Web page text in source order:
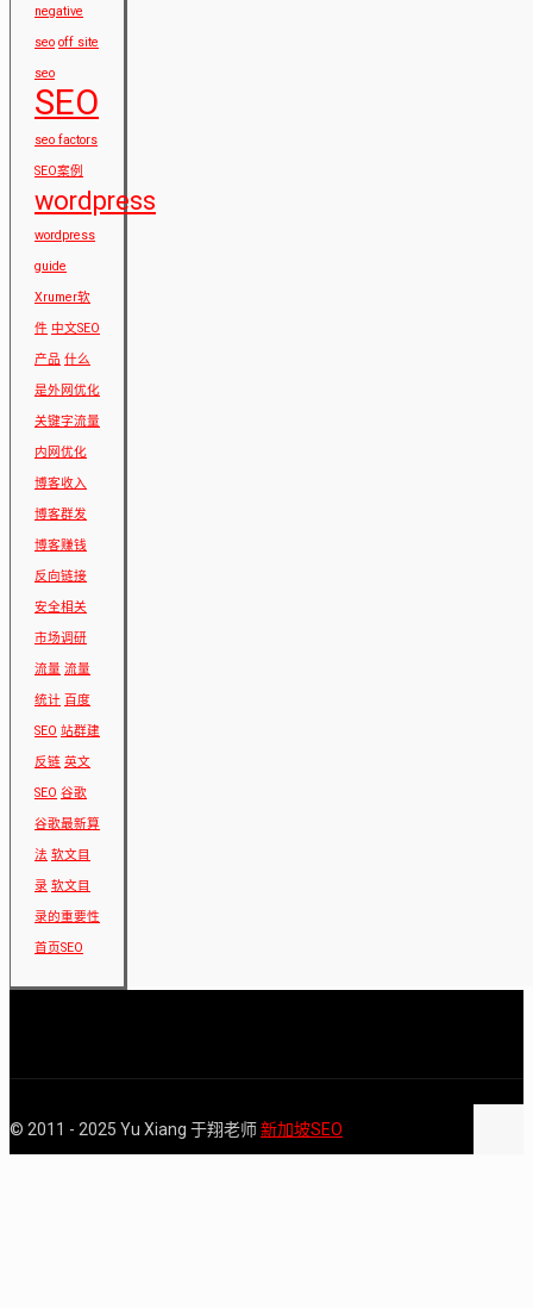
negative
seo off site
seo
SEO
seo factors
SEO案例
wordpress
wordpress
guide
Xrumer软
件 中文SEO
产品 什么
是外网优化
关键字流量
内网优化
博客收入
博客群发
博客赚钱
反向链接
安全相关
市场调研
流量 流量
统计 百度
SEO 站群建
反链 英文
SEO 谷歌
谷歌最新算
法 软文目
录 软文目
录的重要性
首页SEO
© 2011 - 2025 Yu Xiang 于翔老师新加坡SEO